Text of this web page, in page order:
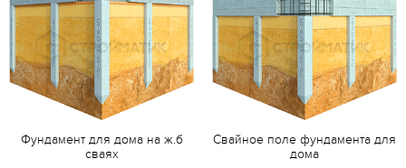
Фундамент для дома на ж.б
сваях
Свайное поле фундамента для
дома